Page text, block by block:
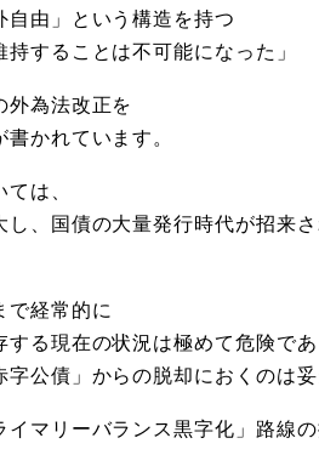
自由」という構造を持つ
することは不可能になった」
外為法改正を
かれています。
は、
し、国債の大量発行時代が招来
で経常的に
る現在の状況は極めて危険であ
字公債」からの脱却におくのは妥
イマリーバランス黒字化」路線の